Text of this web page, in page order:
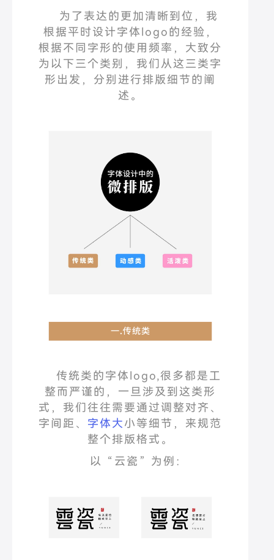
为了表达的更加清晰到位，我
根据平时设计字体logo的经验，
根据不同字形的使用频率，大致分
为 以下三个类别，我们从这三类字
形出发，分别进行排版细节的阐
述。
传统类的字体logo,很多都是工
整而严谨的，一旦涉及到这类形
式，我们往往需要通过调整对齐、
字间距、 字体大小等细节，来规范
整个排版格式。
以 “ 云瓷 ” 为例：